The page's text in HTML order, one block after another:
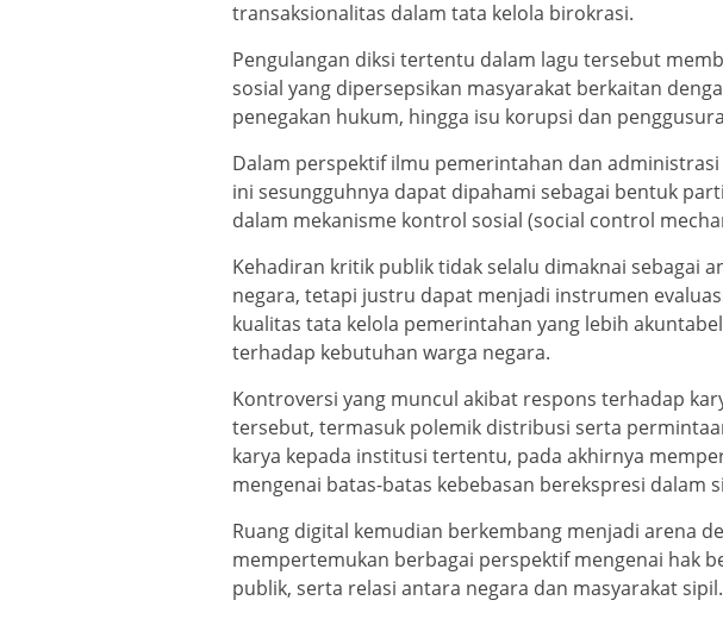
transaksionalitas dalam tata kelola birokrasi.
Pengulangan diksi tertentu dalam lagu tersebut
sosial yang dipersepsikan masyarakat berkaitan
penegakan hukum, hingga isu korupsi dan
Dalam perspektif ilmu pemerintahan dan
ini sesungguhnya dapat dipahami sebagai bentuk
dalam mekanisme kontrol sosial (social control
Kehadiran kritik publik tidak selalu dimaknai sebagai
negara, tetapi justru dapat menjadi instrumen
kualitas tata kelola pemerintahan yang lebih
terhadap kebutuhan warga negara.
Kontroversi yang muncul akibat respons terhadap
tersebut, termasuk polemik distribusi serta
karya kepada institusi tertentu, pada akhirnya
mengenai batas-batas kebebasan berekspresi dalam
Ruang digital kemudian berkembang menjadi arena
mempertemukan berbagai perspektif mengenai hak
publik, serta relasi antara negara dan masyarakat sipil.